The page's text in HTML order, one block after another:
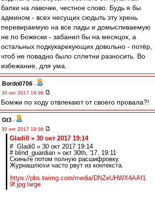
бапки на лавочке, честное слово. Будь я бы
админом - всех несущих сюдыть эту хрень
перевираемую на все лады и домысливаемую
не по Божески - забанил бы на месяцок, а
остальных подкукарекующих довольно - потёр,
чтоб не повадно было сплетни разносить. Во
избежание, для ума.
Bordo0706 -
30 окт 2017 19:38
Бомжи по ходу отвлекают от своего провала?!
Gt3 -
30 окт 2017 19:36
Gladi0 » 30 окт 2017 19:14
# Gladi0 » 30 окт 2017 19:14
# blind_guardian » окт 30th, '17, 19:11
Скиньте потом полную расшифровку.
Журнашлюхи часто рвут из контекста.
https://pbs.twimg.com/media/DNZeUHWX4AAf1
9f.jpg:large